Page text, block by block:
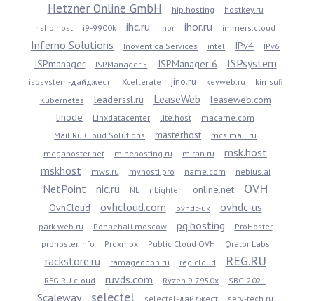
Hetzner Online GmbH hip.hosting
hostkey.ru
hshp.host
i9-9900k ihc.ru ihor ihor.ru immers.cloud
Inferno Solutions Inoventica Services intel IPv4 IPv6
ISPmanager ISPManager 5 ISPManager 6 ISPsystem
ispsystem-дайджест IXcellerate jino.ru keyweb.ru
kimsufi
Kubernetes
leaderssl.ru LeaseWeb
leaseweb.com
linode
Linxdatacenter lite.host
macarne.com
Mail.Ru Cloud Solutions
masterhost
mcs.mail.ru
megahoster.net
minehosting.ru miran.ru
msk.host
mskhost
mws.ru myhosti.pro name.com nebius.ai
NetPoint nic.ru NL nLighten online.net OVH
OvhCloud ovhcloud.com ovhdc-uk ovhdc-us
park-web.ru Ponaehali.moscow pq.hosting
ProHoster
prohoster.info
Proxmox Public Cloud OVH Qrator Labs
rackstore.ru ramageddon.ru reg.cloud REG.RU
REG.RU cloud ruvds.com Ryzen 9 7950x SBG-2021
Scaleway selectel selectel-дайджест serv-tech.ru